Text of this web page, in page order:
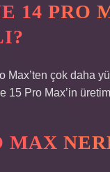
14 PRO
Max’ten çok daha
15 Pro Max’in
MAX